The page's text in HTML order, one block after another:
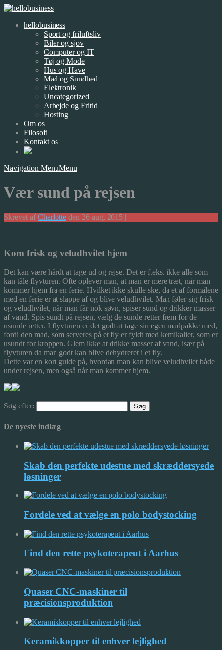
hellobusiness
Sport og friluftsliv
Biler og sjov
Computer og IT
Tøj og Mode
Hus og Have
Mad og Sundhed
Elektronik
Uncategorized
Arbejde og Fritid
Hosting
Om os
Filosofi
Kontakt os
Navigation MenuMenu
Vær sund på rejsen
Skrevet af Charlotte den 26 aug, 2015 |
Kom frisk og veludhvilet hjem
Det kan være hårdt at tage ud og rejse. Det er f.eks. ikke alle som
kan tåle flyvturen. Ofte oplever man, at man er mere træt, når man
kommer hjem fra en ferie. Hvilket ikke skulle ske, da et af formålene
med en ferie er at slappe af og blive veludhvilet. Man føler sig frisk
og veludhvilet, når man får nok søvn, spiser sund og drikker masser
af vand. Spis sundt på rejsen, vælg de sunde retter frem for de
usunde retter. I flyvturen er det godt at tage sin egen madpakke med,
fordi den mad, som serveres på et fly er fyldt med kemikalier, som er
usundt for kroppen. Glem ikke at drikke masser af vand, især på
flyvturen da man godt kan blive dehydreret i et fly.
Dette var en kort guide på, hvordan man kan blive veludhvilet både
under rejsen, men også når man kommer hjem.
Søg efter:
De nyeste indlæg
Skab den perfekte udestue med skræddersyede
løsninger
Fordele ved at vælge en polo bodystocking
Find den rette psykoterapeut i Aarhus
Quaser CNC-maskiner til
præcisionsproduktion
Keramikkopper til enhver lejlighed